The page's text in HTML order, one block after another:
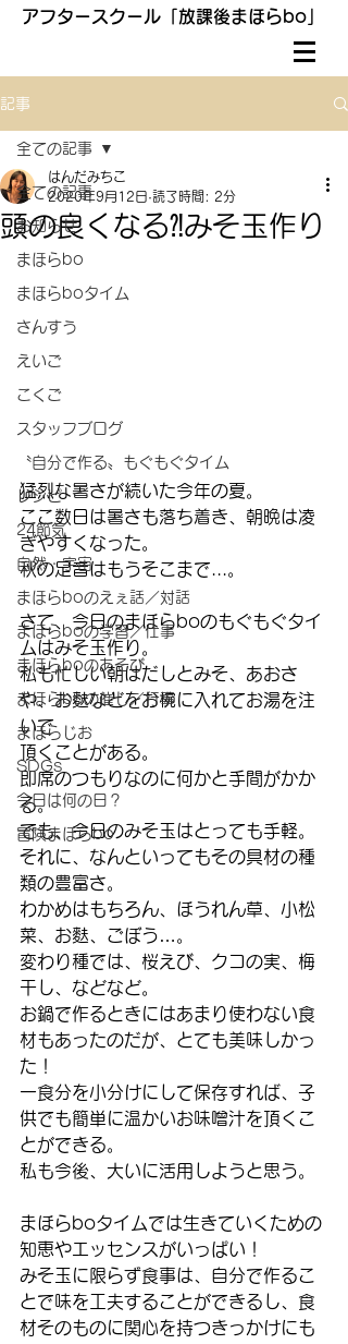
アフタースクール「放課後まほらbo」
記事
全ての記事
お知らせ
まほらbo
まほらboタイム
さんすう
えいご
こくご
スタッフブログ
〝自分で作る〟もぐもぐタイム
レシピ
24節気
自然・宇宙
まほらboのえぇ話／対話
まほらboの学習／仕事
まほらboのあそび
まほらboの催し／行事
まほらじお
SDGs
今日は何の日？
冒険まほらbo
全ての記事
頭の良くなる⁈みそ玉作り
はんだみちこ
2020年9月12日 読了時間: 2分
猛烈な暑さが続いた今年の夏。
ここ数日は暑さも落ち着き、朝晩は凌
ぎやすくなった。
秋の足音はもうそこまで...。
さて、今日のまほらboのもぐもぐタイ
ムはみそ玉作り。
私も忙しい朝はだしとみそ、あおさ
や、お麩などをお椀に入れてお湯を注
いで
頂くことがある。
即席のつもりなのに何かと手間がかか
る。
でも、今日のみそ玉はとっても手軽。
それに、なんといってもその具材の種
類の豊富さ。
わかめはもちろん、ほうれん草、小松
菜、お麩、ごぼう…。
変わり種では、桜えび、クコの実、梅
干し、などなど。
お鍋で作るときにはあまり使わない食
材もあったのだが、とても美味しかっ
た！
一食分を小分けにして保存すれば、子
供でも簡単に温かいお味噌汁を頂くこ
とができる。
私も今後、大いに活用しようと思う。
まほらboタイムでは生きていくための
知恵やエッセンスがいっぱい！
みそ玉に限らず食事は、自分で作るこ
とで味を工夫することができるし、食
材そのものに関心を持つきっかけにも